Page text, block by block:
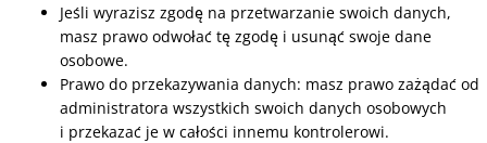
Jeśli wyrazisz zgodę na przetwarzanie swoich danych,
masz prawo odwołać tę zgodę i usunąć swoje dane
osobowe.
Prawo do przekazywania danych: masz prawo zażądać od
administratora wszystkich swoich danych osobowych
i przekazać je w całości innemu kontrolerowi.